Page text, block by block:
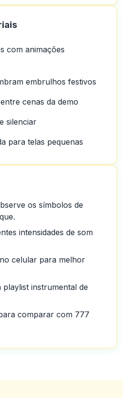
com animações
embrulhos festivos
cenas da demo
silenciar
para telas pequenas
os símbolos de
intensidades de som
celular para melhor
playlist instrumental de
comparar com 777